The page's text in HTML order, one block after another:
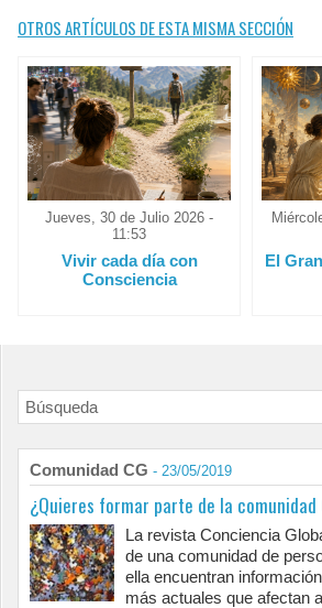
OTROS ARTÍCULOS DE ESTA MISMA SECCIÓN
Jueves, 30 de Julio 2026 -
11:53
Vivir cada día con
Consciencia
El
Comunidad CG - 23/05/2019
¿Quieres formar parte de la comunidad
La revista Conciencia
de una comunidad de
ella encuentran
más actuales que afectan